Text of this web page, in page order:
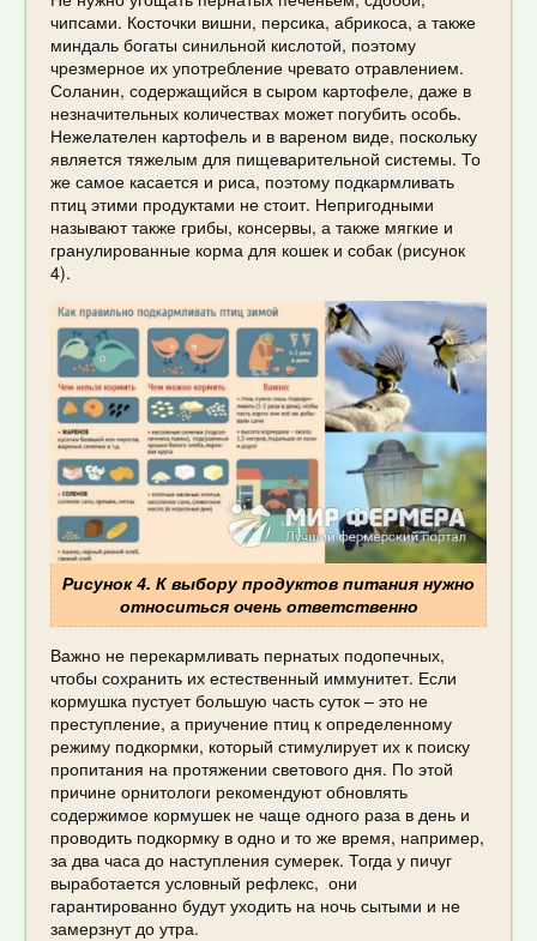
чипсами. Косточки вишни, персика, абрикоса, а также
миндаль богаты синильной кислотой, поэтому
чрезмерное их употребление чревато отравлением.
Соланин, содержащийся в сыром картофеле, даже в
незначительных количествах может погубить особь.
Нежелателен картофель и в вареном виде, поскольку
является тяжелым для пищеварительной системы. То
же самое касается и риса, поэтому подкармливать
птиц этими продуктами не стоит. Непригодными
называют также грибы, консервы, а также мягкие и
гранулированные корма для кошек и собак (рисунок
4).
Рисунок 4. К выбору продуктов питания нужно
относиться очень ответственно
Важно не перекармливать пернатых подопечных,
чтобы сохранить их естественный иммунитет. Если
кормушка пустует большую часть суток – это не
преступление, а приучение птиц к определенному
режиму подкормки, который стимулирует их к поиску
пропитания на протяжении светового дня. По этой
причине орнитологи рекомендуют обновлять
содержимое кормушек не чаще одного раза в день и
проводить подкормку в одно и то же время, например,
за два часа до наступления сумерек. Тогда у пичуг
выработается условный рефлекс, они
гарантированно будут уходить на ночь сытыми и не
замерзнут до утра.